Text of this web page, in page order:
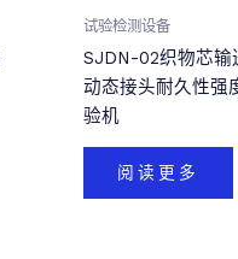
试验检测设备
SJDN-02织物芯输
动态接头耐久性强
验机
阅读更多